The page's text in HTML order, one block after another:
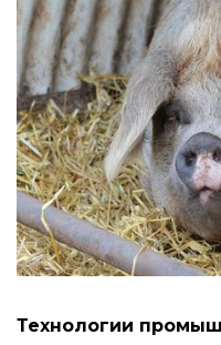
Технологии